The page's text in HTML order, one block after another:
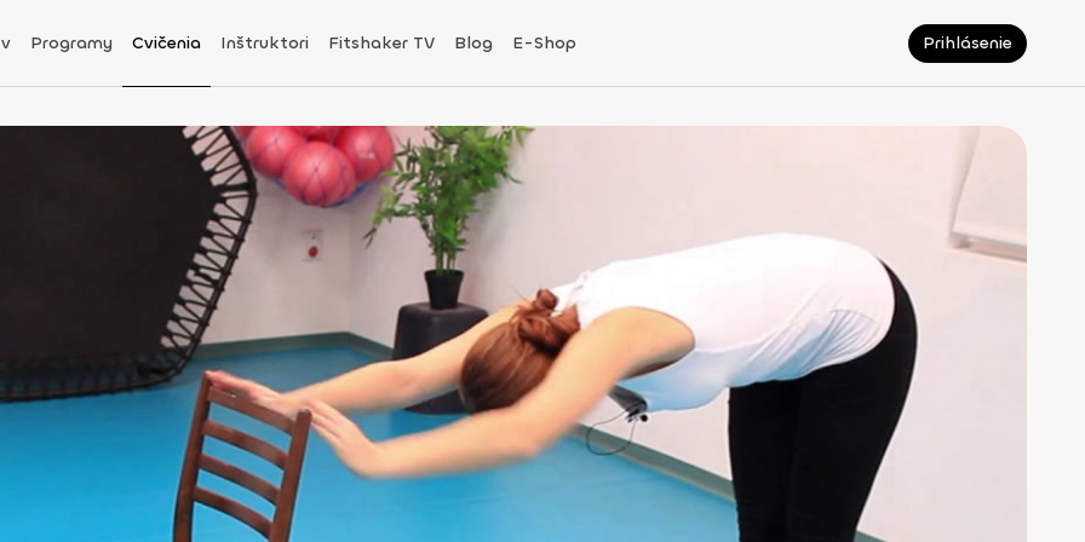
Programy Cvičenia Inštruktori Fitshaker TV Blog E-Shop Prihlásenie